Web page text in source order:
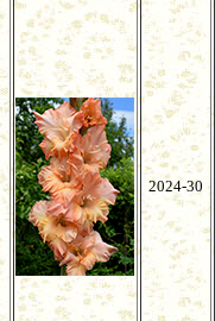
2024-30